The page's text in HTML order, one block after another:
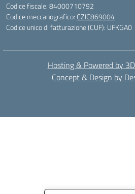
Codice fiscale: 84000710792
Codice meccanografico: CZIC869004
Codice unico di fatturazione (CUF): UFKGA0
Hosting & Powered by
Concept & Design by